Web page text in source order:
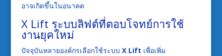
อาจเกิดขึ้นในอนาคต
X Lift ระบบลิฟต์ที่ตอบโจทย์การใช้
งานยุคใหม่
ปัจจุบันหลายองค์กรเลือกใช้ระบบ X Lift เพื่อเพิ่ม